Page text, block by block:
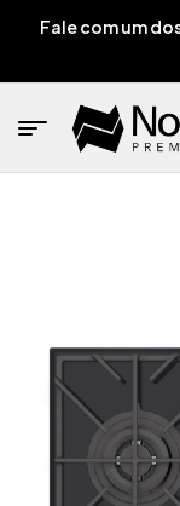
Fale com um